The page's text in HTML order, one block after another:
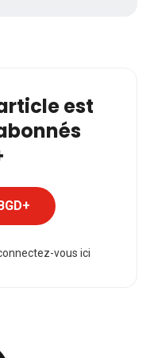
est
vous ici